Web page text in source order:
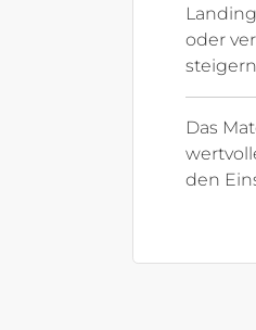
oder
Das
den